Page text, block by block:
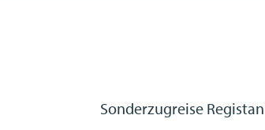
Sonderzugreise